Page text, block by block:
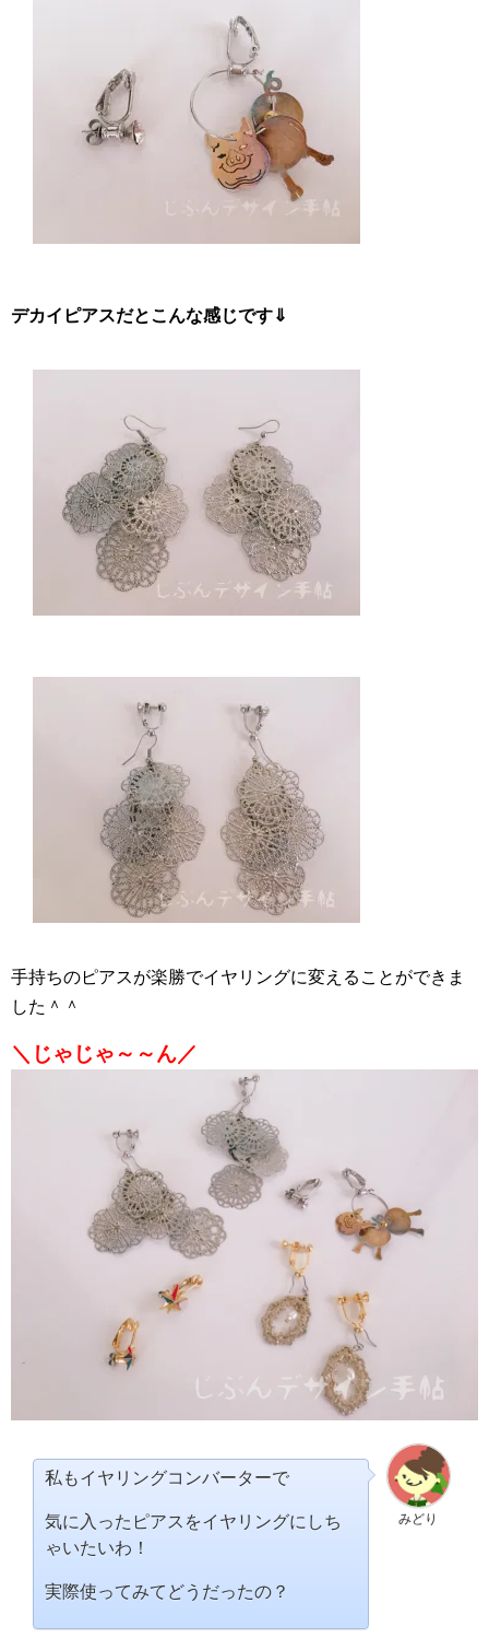
デカイピアスだとこんな感じです⇓
手持ちのピアスが楽勝でイヤリングに変えることができま
した＾＾
＼じゃじゃ～～ん／
みどり
私もイヤリングコンバーターで
気に入ったピアスをイヤリングにしち
ゃいたいわ！
実際使ってみてどうだったの？